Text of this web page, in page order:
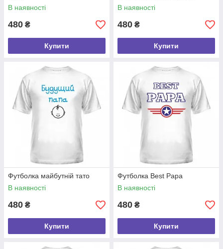
В наявності
480 ₴
Купити
В наявності
480 ₴
Купити
Футболка майбутній тато
В наявності
480 ₴
Купити
Футболка Best Papa
В наявності
480 ₴
Купити